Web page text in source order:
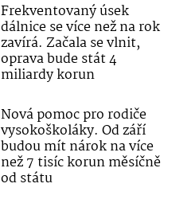
Frekventovaný úsek
dálnice se více než na rok
zavírá. Začala se vlnit,
oprava bude stát 4
miliardy korun
Nová pomoc pro rodiče
vysokoškoláky. Od září
budou mít nárok na více
než 7 tisíc korun měsíčně
od státu